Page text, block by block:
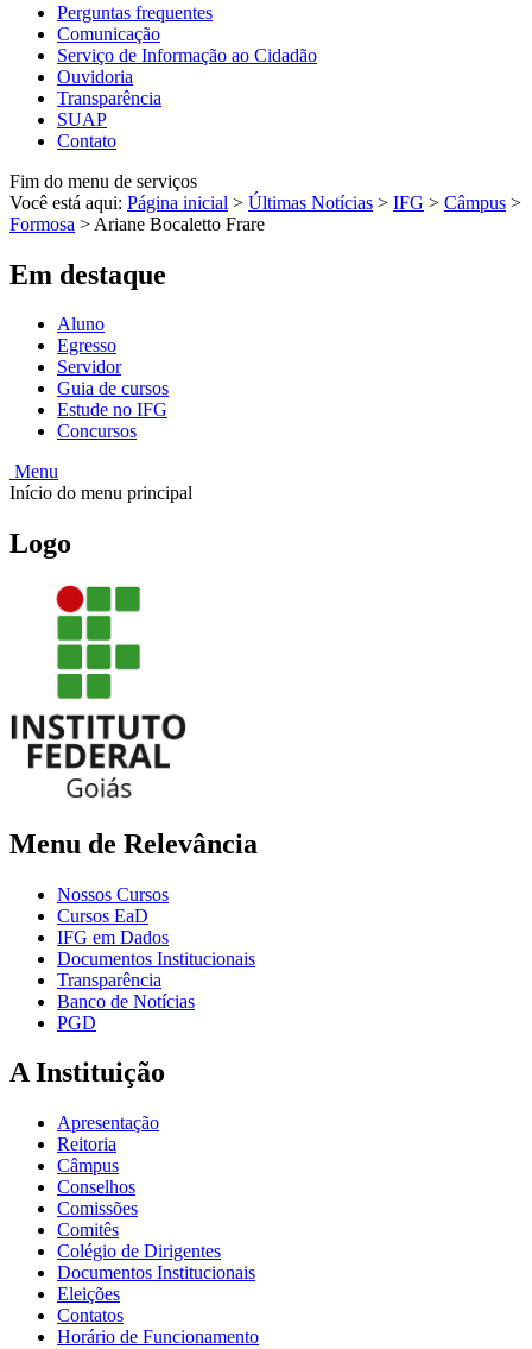
Perguntas frequentes
Comunicação
Serviço de Informação ao Cidadão
Ouvidoria
Transparência
SUAP
Contato
Fim do menu de serviços
Você está aqui: Página inicial > Últimas Notícias > IFG > Câmpus >
Formosa > Ariane Bocaletto Frare
Em destaque
Aluno
Egresso
Servidor
Guia de cursos
Estude no IFG
Concursos
Menu
Início do menu principal
Logo
Menu de Relevância
Nossos Cursos
Cursos EaD
IFG em Dados
Documentos Institucionais
Transparência
Banco de Notícias
PGD
A Instituição
Apresentação
Reitoria
Câmpus
Conselhos
Comissões
Comitês
Colégio de Dirigentes
Documentos Institucionais
Eleições
Contatos
Horário de Funcionamento